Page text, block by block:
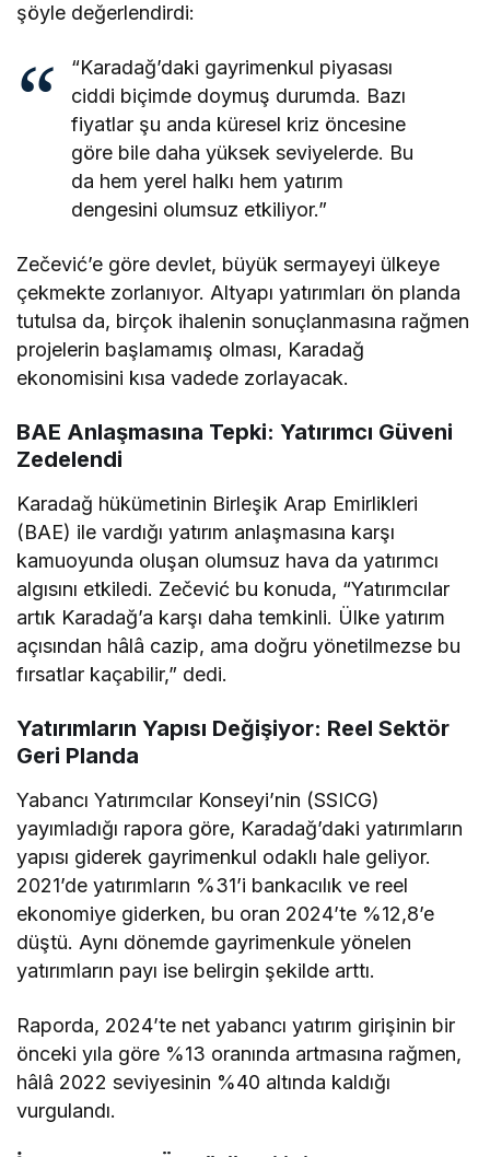
şöyle değerlendirdi:
“Karadağ’daki gayrimenkul piyasası
ciddi biçimde doymuş durumda. Bazı
fiyatlar şu anda küresel kriz öncesine
göre bile daha yüksek seviyelerde. Bu
da hem yerel halkı hem yatırım
dengesini olumsuz etkiliyor.”
Zečević’e göre devlet, büyük sermayeyi ülkeye
çekmekte zorlanıyor. Altyapı yatırımları ön planda
tutulsa da, birçok ihalenin sonuçlanmasına rağmen
projelerin başlamamış olması, Karadağ
ekonomisini kısa vadede zorlayacak.
BAE Anlaşmasına Tepki: Yatırımcı Güveni
Zedelendi
Karadağ hükümetinin Birleşik Arap Emirlikleri
(BAE) ile vardığı yatırım anlaşmasına karşı
kamuoyunda oluşan olumsuz hava da yatırımcı
algısını etkiledi. Zečević bu konuda, “Yatırımcılar
artık Karadağ’a karşı daha temkinli. Ülke yatırım
açısından hâlâ cazip, ama doğru yönetilmezse bu
fırsatlar kaçabilir,” dedi.
Yatırımların Yapısı Değişiyor: Reel Sektör
Geri Planda
Yabancı Yatırımcılar Konseyi’nin (SSICG)
yayımladığı rapora göre, Karadağ’daki yatırımların
yapısı giderek gayrimenkul odaklı hale geliyor.
2021’de yatırımların %31’i bankacılık ve reel
ekonomiye giderken, bu oran 2024’te %12,8’e
düştü. Aynı dönemde gayrimenkule yönelen
yatırımların payı ise belirgin şekilde arttı.
Raporda, 2024’te net yabancı yatırım girişinin bir
önceki yıla göre %13 oranında artmasına rağmen,
hâlâ 2022 seviyesinin %40 altında kaldığı
vurgulandı.